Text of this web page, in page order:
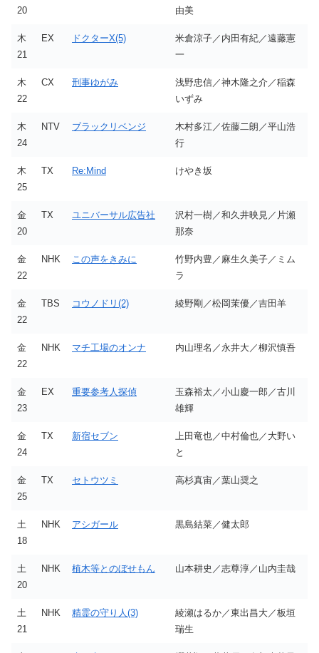
20
由美
木
21
EX ドクターX(5)
米倉涼子／内田有紀／遠藤憲
一
木
22
CX 刑事ゆがみ
浅野忠信／神木隆之介／稲森
いずみ
木
24
NTV ブラックリベンジ
木村多江／佐藤二朗／平山浩
行
木
25
TX Re:Mind けやき坂
金
20
TX ユニバーサル広告社
沢村一樹／和久井映見／片瀬
那奈
金
22
NHK この声をきみに
竹野内豊／麻生久美子／ミム
ラ
金
22
TBS コウノドリ(2) 綾野剛／松岡茉優／吉田羊
金
22
NHK マチ工場のオンナ 内山理名／永井大／柳沢慎吾
金
23
EX 重要参考人探偵
玉森裕太／小山慶一郎／古川
雄輝
金
24
TX 新宿セブン
上田竜也／中村倫也／大野い
と
金
25
TX セトウツミ 高杉真宙／葉山奨之
土
18
NHK アシガール 黒島結菜／健太郎
土
20
NHK 植木等とのぼせもん 山本耕史／志尊淳／山内圭哉
土
21
NHK 精霊の守り人(3)
綾瀬はるか／東出昌大／板垣
瑞生